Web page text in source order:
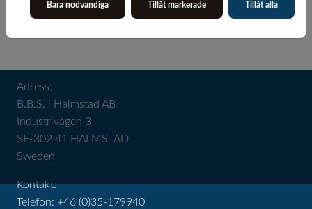
Bara nödvändiga Tillåt markerade Tillåt alla
Adress:
B.B.S. i Halmstad AB
Industrivägen 3
SE-302 41 HALMSTAD
Sweden
Kontakt:
Telefon: +46 (0)35-179940